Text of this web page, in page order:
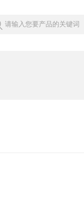
请输入您要产品的关键词